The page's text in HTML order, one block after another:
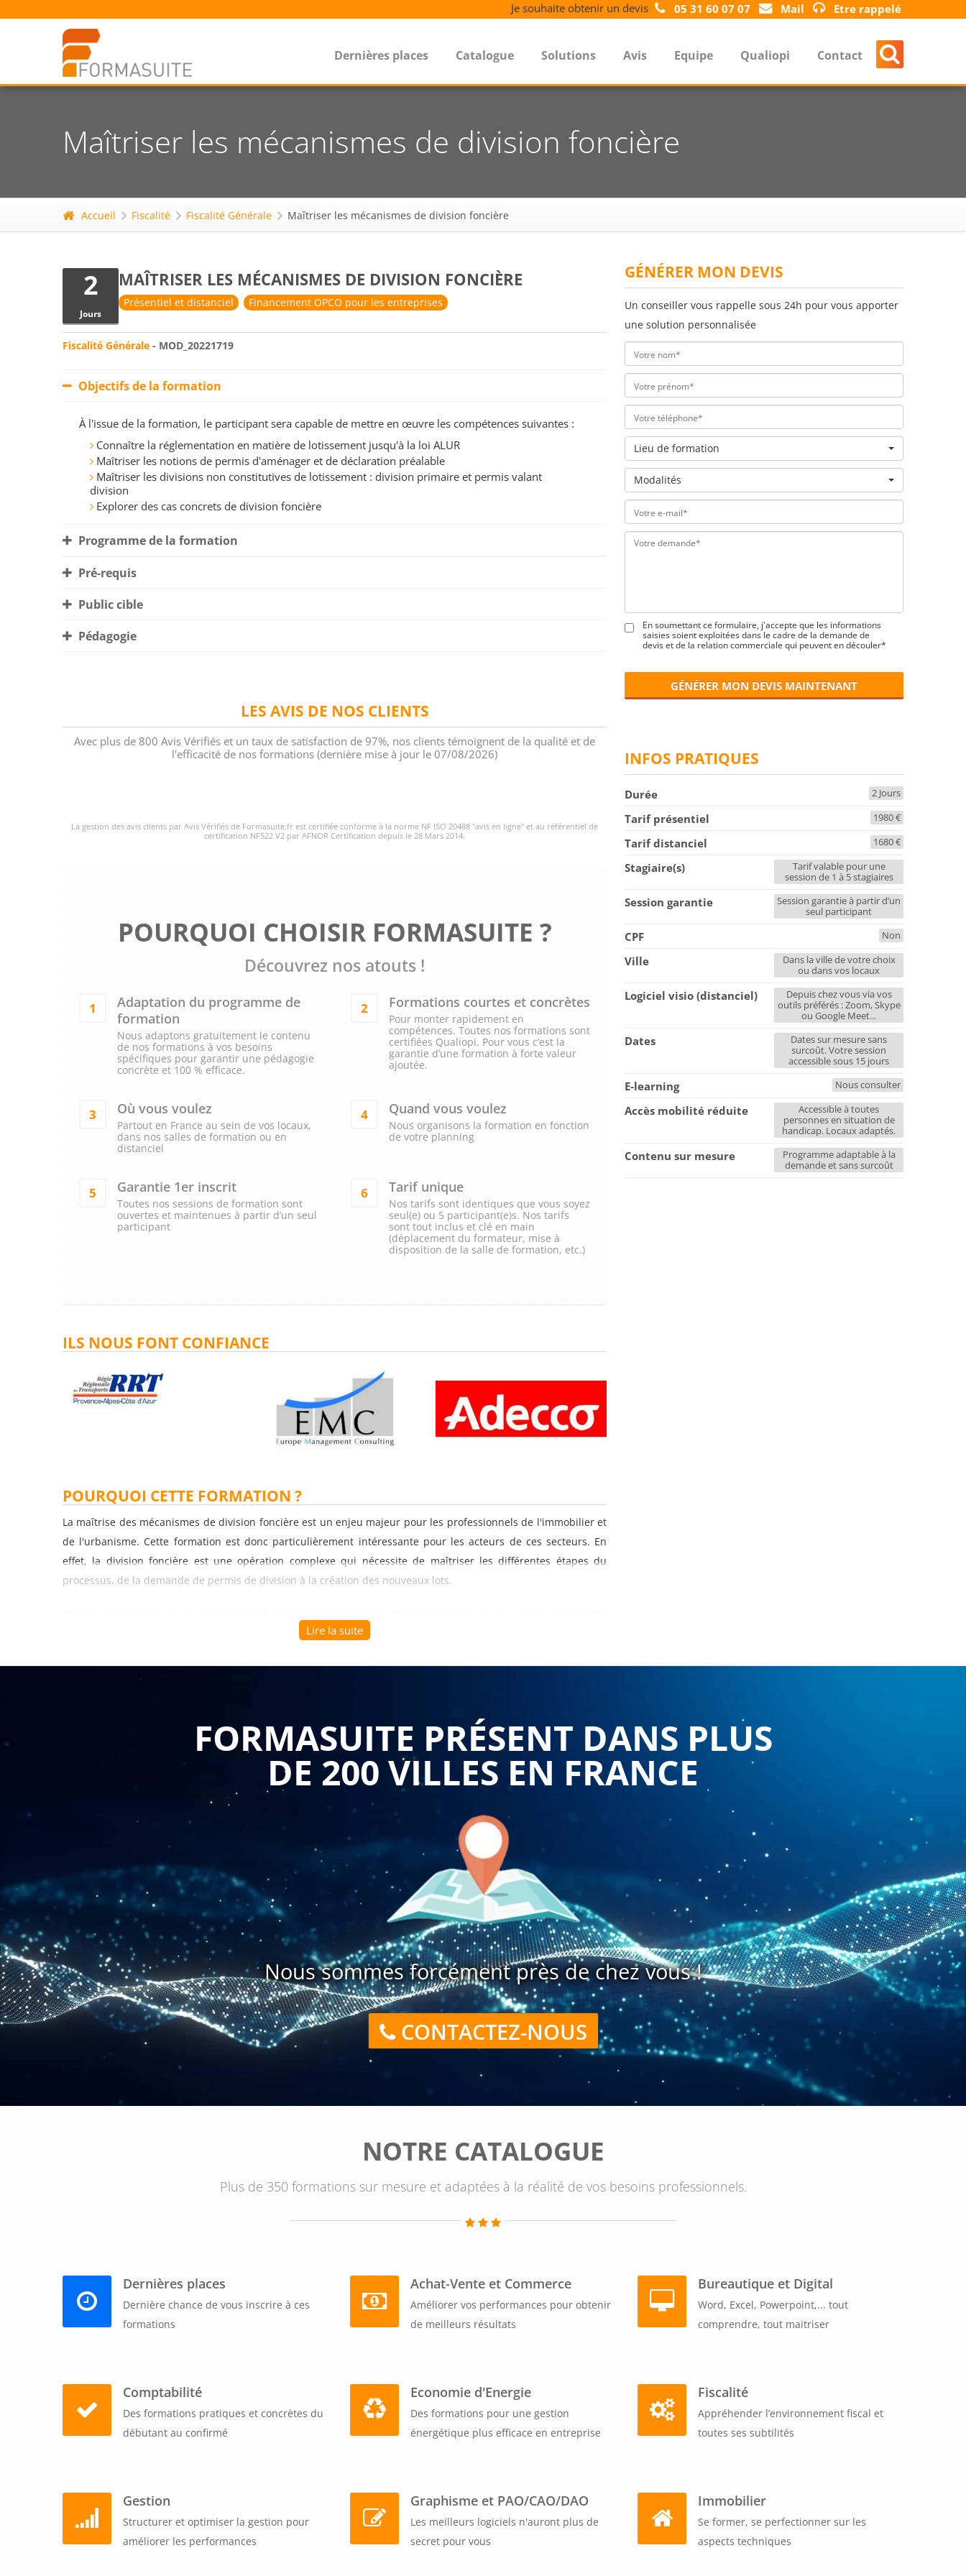
Je souhaite obtenir un devis 05 31 60 07 07 Mail Etre rappelé
Dernières places Catalogue Solutions Avis Equipe Qualiopi Contact
Maîtriser les mécanismes de division foncière
Accueil Fiscalité Fiscalité Générale Maîtriser les mécanismes de division foncière
2
Jours
MAÎTRISER LES MÉCANISMES DE DIVISION FONCIÈRE
Présentiel et distanciel Financement OPCO pour les entreprises
Fiscalité Générale - MOD_20221719
Objectifs de la formation
À l'issue de la formation, le participant sera capable de mettre en œuvre les compétences suivantes :
Connaître la réglementation en matière de lotissement jusqu'à la loi ALUR
Maîtriser les notions de permis d'aménager et de déclaration préalable
Maîtriser les divisions non constitutives de lotissement : division primaire et permis valant
division
Explorer des cas concrets de division foncière
Programme de la formation
Pré-requis
Public cible
Pédagogie
LES AVIS DE NOS CLIENTS
Avec plus de 800 Avis Vérifiés et un taux de satisfaction de 97%, nos clients témoignent de la qualité et de
l'efficacité de nos formations (dernière mise à jour le 07/08/2026)
La gestion des avis clients par Avis Vérifiés de Formasuite.fr est certifiée conforme à la norme NF ISO 20488 "avis en ligne" et au référentiel de
certification NF522 V2 par AFNOR Certification depuis le 28 Mars 2014.
POURQUOI CHOISIR FORMASUITE ?
Découvrez nos atouts !
1
Adaptation du programme de
formation
Nous adaptons gratuitement le contenu
de nos formations à vos besoins
spécifiques pour garantir une pédagogie
concrète et 100 % efficace.
2 Formations courtes et concrètes
Pour monter rapidement en
compétences. Toutes nos formations sont
certifiées Qualiopi. Pour vous c’est la
garantie d’une formation à forte valeur
ajoutée.
3 Où vous voulez
Partout en France au sein de vos locaux,
dans nos salles de formation ou en
distanciel
4 Quand vous voulez
Nous organisons la formation en fonction
de votre planning
5 Garantie 1er inscrit
Toutes nos sessions de formation sont
ouvertes et maintenues à partir d’un seul
participant
6 Tarif unique
Nos tarifs sont identiques que vous soyez
seul(e) ou 5 participant(e)s. Nos tarifs
sont tout inclus et clé en main
(déplacement du formateur, mise à
disposition de la salle de formation, etc.)
ILS NOUS FONT CONFIANCE
POURQUOI CETTE FORMATION ?
La maîtrise des mécanismes de division foncière est un enjeu majeur pour les professionnels de l'immobilier et
de l'urbanisme. Cette formation est donc particulièrement intéressante pour les acteurs de ces secteurs. En
effet, la division foncière est une opération complexe qui nécessite de maîtriser les différentes étapes du
processus, de la demande de permis de division à la création des nouveaux lots.
les différentes techniques de division foncière, mais aussi les enjeux juridiques, financiers et fiscaux qui y sont
Identifier les différentes techniques de division foncière et leurs caractéristiques : division en volumes,
en lots, en copropriété, etc.
Maîtriser les étapes du processus de division foncière, de la demande de permis de division à la création
Comprendre les enjeux juridiques, fiscaux et financiers de la division foncière, notamment en matière
de TVA, de plus-value immobilière, de taxes foncières et d'impôt sur le revenu.
Connaître les règles d'urbanisme applicables à la division foncière, notamment en matière de densité,
de gabarit, de stationnement, etc.
Savoir gérer les relations avec les différents acteurs impliqués dans la division foncière : notaires,
géomètres-experts, architectes, etc.
En conclusion, la formation "Maîtriser les mécanismes de division foncière" est essentielle pour les
professionnels de l'immobilier et de l'urbanisme qui souhaitent accompagner leurs clients dans des projets de
division foncière en toute sécurité et en respectant les règles en vigueur. Elle permet d'acquérir les
connaissances et les compétences nécessaires pour réussir ces projets, en les adaptant aux différents contextes
juridiques, fiscaux et financiers.
Lire la suite
GÉNÉRER MON DEVIS
Un conseiller vous rappelle sous 24h pour vous apporter
une solution personnalisée
Lieu de formation
Modalités
En soumettant ce formulaire, j'accepte que les informations
saisies soient exploitées dans le cadre de la demande de
devis et de la relation commerciale qui peuvent en découler*
GÉNÉRER MON DEVIS MAINTENANT
INFOS PRATIQUES
Durée 2 Jours
Tarif présentiel 1980 €
Tarif distanciel 1680 €
Stagiaire(s)
Tarif valable pour une
session de 1 à 5 stagiaires
Session garantie
Session garantie à partir d’un
seul participant
CPF Non
Ville
Dans la ville de votre choix
ou dans vos locaux
Logiciel visio (distanciel)
Depuis chez vous via vos
outils préférés : Zoom, Skype
ou Google Meet...
Dates
Dates sur mesure sans
surcoût. Votre session
accessible sous 15 jours
E-learning Nous consulter
Accès mobilité réduite
Accessible à toutes
personnes en situation de
handicap. Locaux adaptés.
Contenu sur mesure
Programme adaptable à la
demande et sans surcoût
FORMASUITE PRÉSENT DANS PLUS
DE 200 VILLES EN FRANCE
Nous sommes forcément près de chez vous !
CONTACTEZ-NOUS
NOTRE CATALOGUE
Plus de 350 formations sur mesure et adaptées à la réalité de vos besoins professionnels.
Dernières places
Dernière chance de vous inscrire à ces
formations
Achat-Vente et Commerce
Améliorer vos performances pour obtenir
de meilleurs résultats
Bureautique et Digital
Word, Excel, Powerpoint,... tout
comprendre, tout maitriser
Comptabilité
Des formations pratiques et concrètes du
débutant au confirmé
Economie d'Energie
Des formations pour une gestion
énergétique plus efficace en entreprise
Fiscalité
Appréhender l’environnement fiscal et
toutes ses subtilités
Gestion
Structurer et optimiser la gestion pour
améliorer les performances
Graphisme et PAO/CAO/DAO
Les meilleurs logiciels n'auront plus de
secret pour vous
Immobilier
Se former, se perfectionner sur les
aspects techniques